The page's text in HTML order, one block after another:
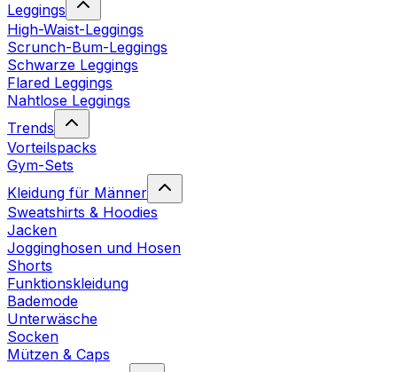
Leggings
High-Waist-Leggings
Scrunch-Bum-Leggings
Schwarze Leggings
Flared Leggings
Nahtlose Leggings
Trends
Vorteilspacks
Gym-Sets
Kleidung für Männer
Sweatshirts & Hoodies
Jacken
Jogginghosen und Hosen
Shorts
Funktionskleidung
Bademode
Unterwäsche
Socken
Mützen & Caps